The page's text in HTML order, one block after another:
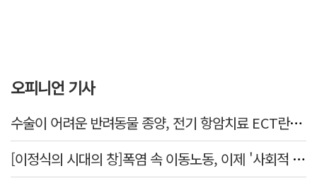
오피니언 기사
수술이 어려운 반려동물 종양, 전기 항암치료 ECT란? [반려동물 건강톡톡]
[이정식의 시대의 창]폭염 속 이동노동, 이제 '사회적 위험 관리'로 전환할 때